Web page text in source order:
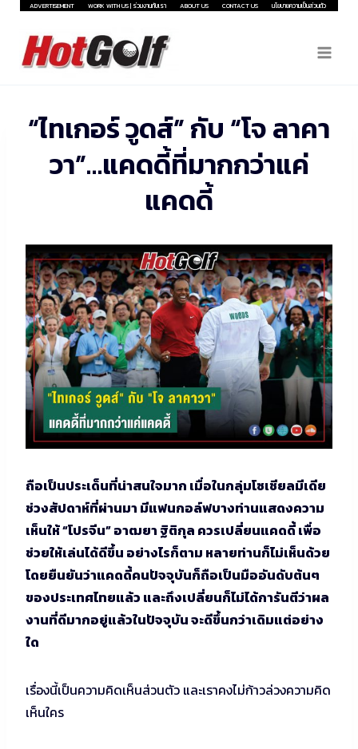
Skip
content
ADVERTISEMENT WORK WITH US | ร่วมงานกับเรา ABOUT US CONTACT US นโยบายความเป็นส่วนตัว
“ไทเกอร์ วูดส์” กับ “โจ ลาคา
วา”…แคดดี้ที่มากกว่าแค่
แคดดี้
ถือเป็นประเด็นที่น่าสนใจมาก เมื่อในกลุ่มโซเชียลมีเดีย
ช่วงสัปดาห์ที่ผ่านมา มีแฟนกอล์ฟบางท่านแสดงความ
เห็นให้ “โปรจีน” อาฒยา ฐิติกุล ควรเปลี่ยนแคดดี้ เพื่อ
ช่วยให้เล่นได้ดีขึ้น อย่างไรก็ตาม หลายท่านก็ไม่เห็นด้วย
โดยยืนยันว่าแคดดี้คนปัจจุบันก็ถือเป็นมืออันดับต้นๆ
ของประเทศไทยแล้ว และถึงเปลี่ยนก็ไม่ได้การันตีว่าผล
งานที่ดีมากอยู่แล้วในปัจจุบัน จะดีขึ้นกว่าเดิมแต่อย่าง
ใด
เรื่องนี้เป็นความคิดเห็นส่วนตัว และเราคงไม่ก้าวล่วงความคิด
เห็นใคร